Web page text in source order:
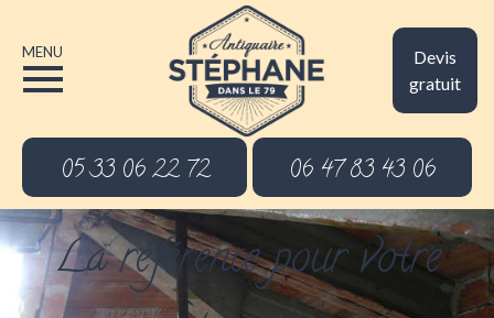
Devis
gratuit
MENU
05 33 06 22 72 06 47 83 43 06
La référence pour votre